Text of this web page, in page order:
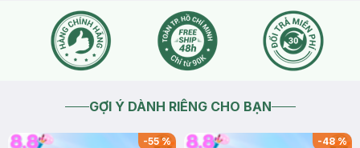
GỢI Ý DÀNH RIÊNG CHO BẠN
-55% -48%